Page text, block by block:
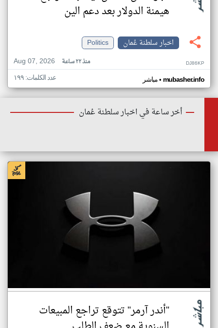
هيمنة الدولار بعد دعم الين
اخبار سلطنة عُمان
Politics
Aug 07, 2026
منذ ٢٢ ساعة DJ86KP
مباشر• mubasher.info عدد الكلمات: ١٩٩
أخر ساعة في اخبار سلطنة عُمان
"أندر آرمر" تتوقع تراجع المبيعات